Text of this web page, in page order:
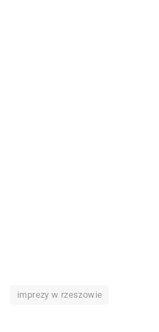
imprezy w rzeszowie